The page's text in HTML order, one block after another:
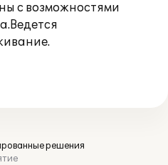
с возможностями
решения